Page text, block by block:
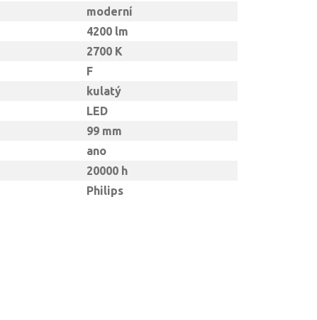
moderní
4200 lm
2700 K
F
kulatý
LED
99 mm
ano
20000 h
Philips